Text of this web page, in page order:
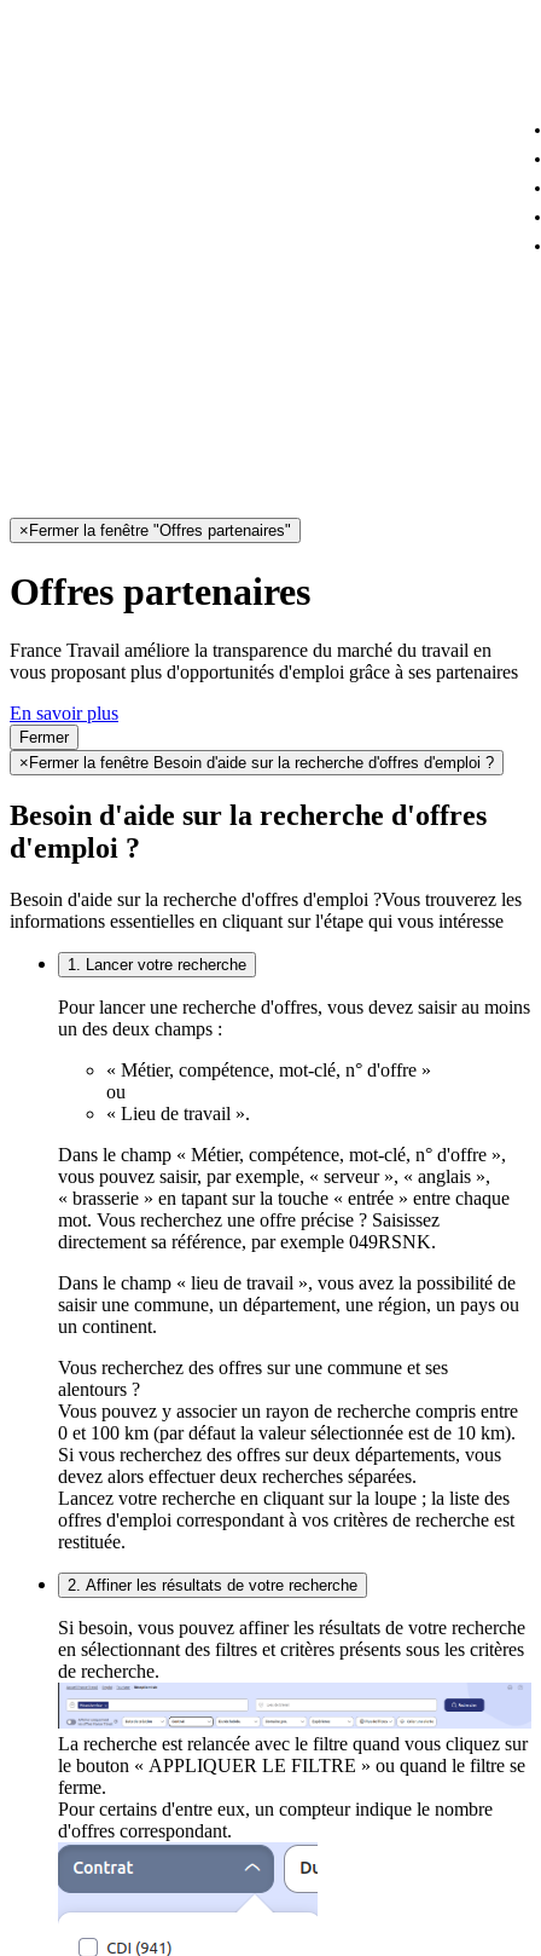
× Fermer la fenêtre "Offres partenaires"
Offres partenaires
France Travail améliore la transparence du marché du travail en
vous proposant plus d'opportunités d'emploi grâce à ses partenaires
En savoir plus
Fermer
× Fermer la fenêtre Besoin d'aide sur la recherche d'offres d'emploi ?
Besoin d'aide sur la recherche d'offres
d'emploi ?
Besoin d'aide sur la recherche d'offres d'emploi ?Vous trouverez les
informations essentielles en cliquant sur l'étape qui vous intéresse
1. Lancer votre recherche
Pour lancer une recherche d'offres, vous devez saisir au moins
un des deux champs :
« Métier, compétence, mot-clé, n° d'offre »
ou
« Lieu de travail ».
Dans le champ « Métier, compétence, mot-clé, n° d'offre »,
vous pouvez saisir, par exemple, « serveur », « anglais »,
« brasserie » en tapant sur la touche « entrée » entre chaque
mot. Vous recherchez une offre précise ? Saisissez
directement sa référence, par exemple 049RSNK.
Dans le champ « lieu de travail », vous avez la possibilité de
saisir une commune, un département, une région, un pays ou
un continent.
Vous recherchez des offres sur une commune et ses
alentours ?
Vous pouvez y associer un rayon de recherche compris entre
0 et 100 km (par défaut la valeur sélectionnée est de 10 km).
Si vous recherchez des offres sur deux départements, vous
devez alors effectuer deux recherches séparées.
Lancez votre recherche en cliquant sur la loupe ; la liste des
offres d'emploi correspondant à vos critères de recherche est
restituée.
2. Affiner les résultats de votre recherche
Si besoin, vous pouvez affiner les résultats de votre recherche
en sélectionnant des filtres et critères présents sous les critères
de recherche.
La recherche est relancée avec le filtre quand vous cliquez sur
le bouton « APPLIQUER LE FILTRE » ou quand le filtre se
ferme.
Pour certains d'entre eux, un compteur indique le nombre
d'offres correspondant.